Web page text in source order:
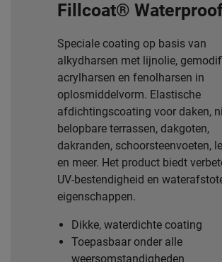
Fillcoat®
Speciale coating op basis van
alkydharsen met lijnolie,
acrylharsen en fenolharsen in
oplosmiddelvorm. Elastische
afdichtingscoating voor daken,
belopbare terrassen, dakgoten,
dakranden, schoorsteenvoeten,
en meer. Het product biedt
UV-bestendigheid en
eigenschappen.
Dikke, waterdichte coating
Toepasbaar onder alle
weersomstandigheden